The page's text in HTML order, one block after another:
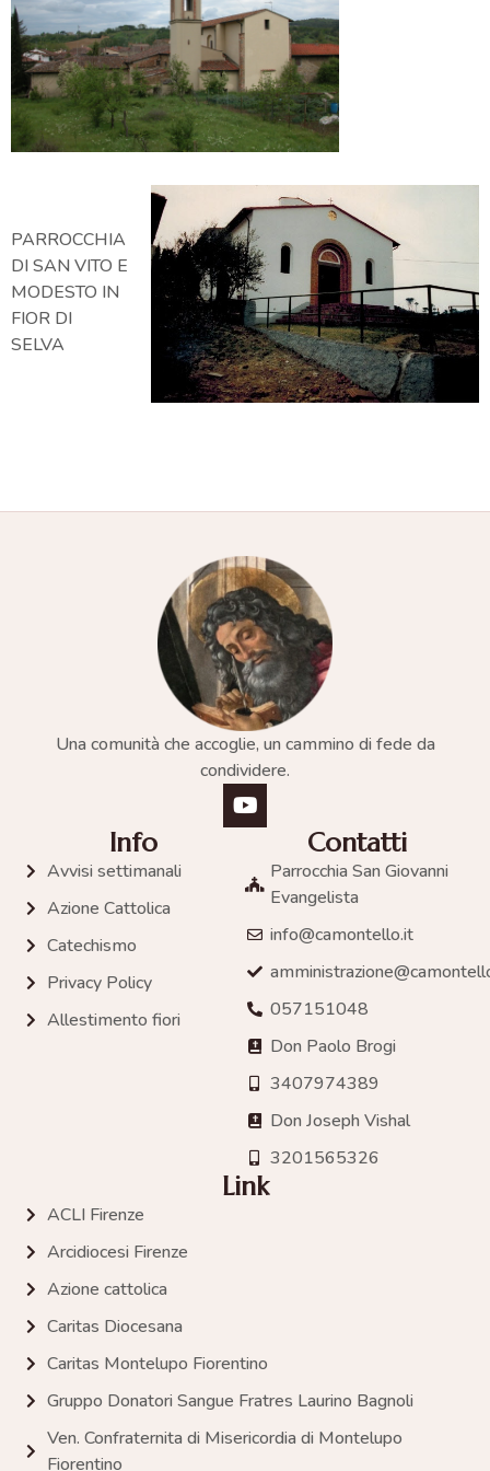
PARROCCHIA
DI SAN VITO E
MODESTO IN
FIOR DI
SELVA
Una comunità che accoglie, un cammino di fede da
condividere.
Info
Avvisi settimanali
Azione Cattolica
Catechismo
Privacy Policy
Allestimento fiori
Contatti
Parrocchia San Giovanni
Evangelista
info@camontello.it
057151048
Don Paolo Brogi
3407974389
Don Joseph Vishal
3201565326
Link
ACLI Firenze
Arcidiocesi Firenze
Azione cattolica
Caritas Diocesana
Caritas Montelupo Fiorentino
Gruppo Donatori Sangue Fratres Laurino Bagnoli
Ven. Confraternita di Misericordia di Montelupo
Fiorentino